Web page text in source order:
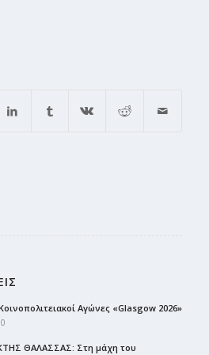
Αγώνες «Glasgow 2026»
ΘΑΛΑΣΣΑΣ: Στη μάχη του